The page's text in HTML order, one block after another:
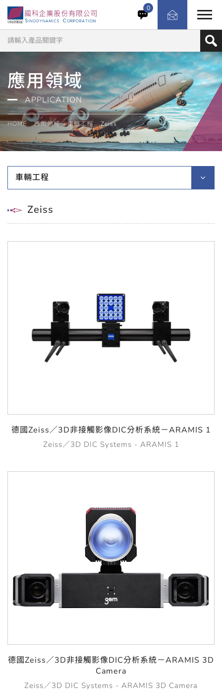
0
應用領域
APPLICATION
HOME 應用領域 車輛工程 Zeiss
車輛工程
Zeiss
德國Zeiss／3D非接觸影像DIC分析系統－ARAMIS 1
Zeiss／3D DIC Systems - ARAMIS 1
德國Zeiss／3D非接觸影像DIC分析系統－ARAMIS 3D
Camera
Zeiss／3D DIC Systems - ARAMIS 3D Camera